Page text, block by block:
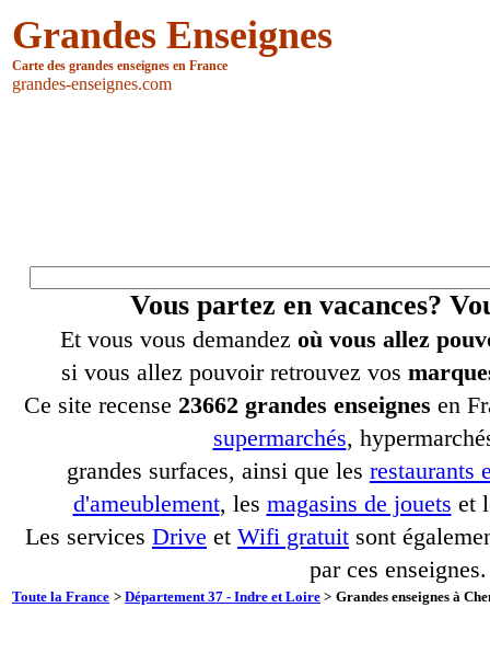
Grandes Enseignes
Carte des grandes enseignes en France
grandes-enseignes.com
Vous partez en vacances?
Et vous vous demandez où vous allez
si vous allez pouvoir retrouvez vos
Ce site recense 23662 grandes enseignes en
supermarchés,
grandes surfaces, ainsi que les restaurants
d'ameublement, les magasins de jouets et
Les services Drive et Wifi gratuit sont
par ces enseignes.
Toute la France > Département 37 - Indre et Loire > Grandes enseignes à